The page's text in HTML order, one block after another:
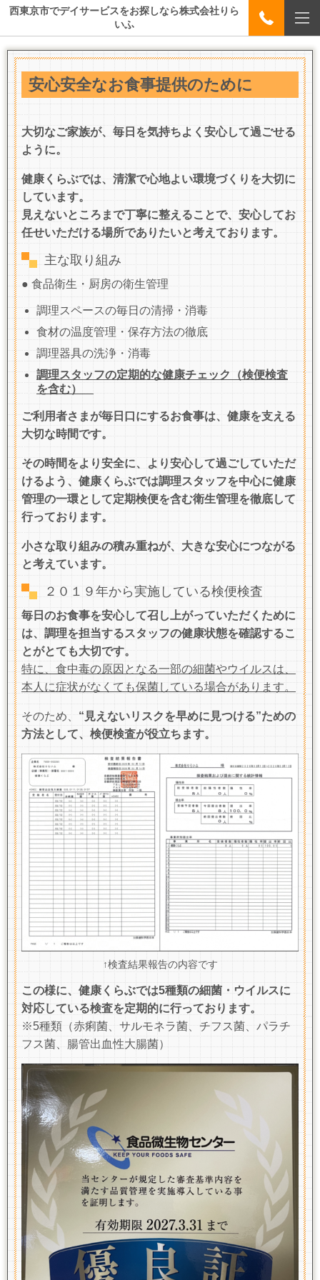
西東京市でデイサービスをお探しなら株式会社りら
いふ
安心安全なお食事提供のために
大切なご家族が、毎日を気持ちよく安心して過ごせる
ように。
健康くらぶでは、清潔で心地よい環境づくりを大切に
しています。
見えないところまで丁寧に整えることで、安心してお
任せいただける場所でありたいと考えております。
主な取り組み
● 食品衛生・厨房の衛生管理
調理スペースの毎日の清掃・消毒
食材の温度管理・保存方法の徹底
調理器具の洗浄・消毒
調理スタッフの定期的な健康チェック（検便検査
を含む）
ご利用者さまが毎日口にするお食事は、健康を支える
大切な時間です。
その時間をより安全に、より安心して過ごしていただ
けるよう、健康くらぶでは調理スタッフを中心に健康
管理の一環として定期検便を含む衛生管理を徹底して
行っております。
小さな取り組みの積み重ねが、大きな安心につながる
と考えています。
２０１９年から実施している検便検査
毎日のお食事を安心して召し上がっていただくために
は、調理を担当するスタッフの健康状態を確認するこ
とがとても大切です。
特に、食中毒の原因となる一部の細菌やウイルスは、
本人に症状がなくても保菌している場合があります。
そのため、 “見えないリスクを早めに見つける”ための
方法として、検便検査が役立ちます。
↑検査結果報告の内容です
この様に、健康くらぶでは5種類の細菌・ウイルスに
対応している検査を定期的に行っております。
※5種類（赤痢菌、サルモネラ菌、チフス菌、パラチ
フス菌、腸管出血性大腸菌）